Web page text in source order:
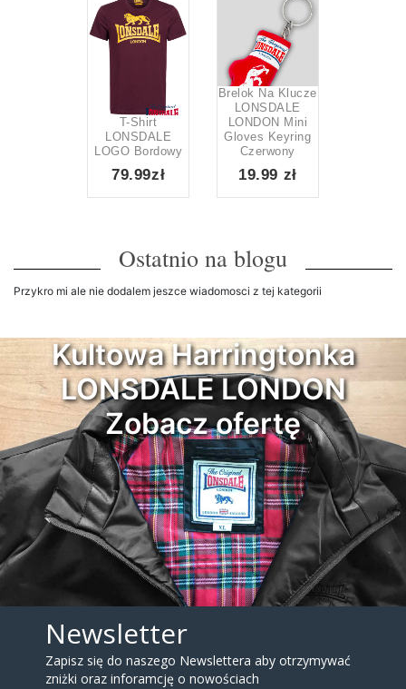
T-Shirt
LONSDALE
LOGO Bordowy
79.99zł
Brelok Na Klucze
LONSDALE
LONDON Mini
Gloves Keyring
Czerwony
19.99 zł
Ostatnio na blogu
Przykro mi ale nie dodalem jeszce wiadomosci z tej kategorii
Kultowa Harringtonka
LONSDALE LONDON
Zobacz ofertę
Newsletter
Zapisz się do naszego Newslettera aby otrzymywać
zniżki oraz inforamcję o nowościach